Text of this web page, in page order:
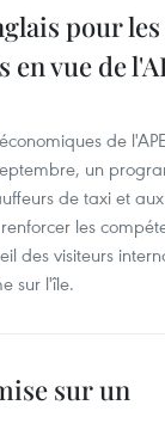
pour les
vue de
de
un
de taxi et
les
des visiteurs
sur l'île.
sur un